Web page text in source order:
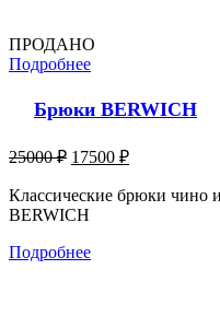
ПРОДАНО
Подробнее
Брюки BERWICH
25000₽ 17500 ₽
Классические брюки чино
BERWICH
Подробнее